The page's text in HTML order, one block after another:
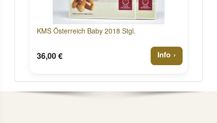
KMS Österreich Baby 2018 Stgl.
36,00 € Info